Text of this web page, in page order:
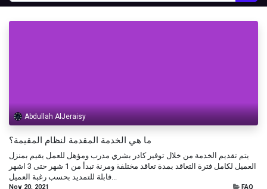
Abdullah AlJeraisy
ما هي الخدمة المقدمة لنظام المقيمة؟
يتم تقديم الخدمة من خلال توفير كادر بشري مدرب ومؤهل للعمل يقيم بمنزل
العميل لكامل فترة التعاقد بمدة تعاقد مختلفة ومرنة تبدأ من 1 شهر حتى 3 اشهر
قابلة للتمديد بحسب رغبة العميل...
Nov 20, 2021 FAQ